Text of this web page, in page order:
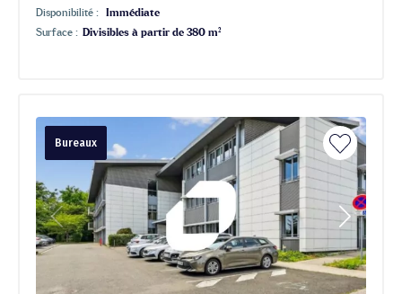
Disponibilité :
Immédiate
Surface : Divisibles à partir de 380 m²
Bureaux